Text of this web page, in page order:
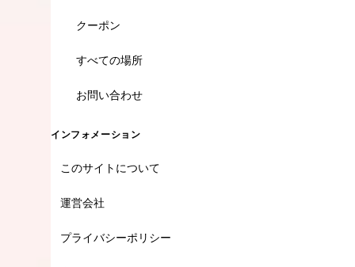
クーポン
すべての場所
お問い合わせ
インフォメーション
このサイトについて
運営会社
プライバシーポリシー